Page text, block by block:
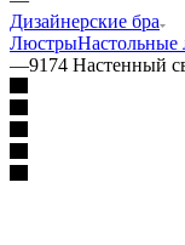
Дизайнерские бра
ЛюстрыНастольные
—9174 Настенный